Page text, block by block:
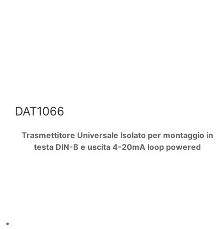
DAT1066
Trasmettitore Universale Isolato per montaggio in
testa DIN-B e uscita 4-20mA loop powered